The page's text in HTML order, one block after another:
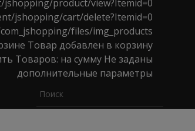
product/view?Itemid=0
jshopping/cart/delete?Itemid=0
files/img_products
Товар добавлен в корзину
Товаров: на сумму Не заданы
дополнительные параметры